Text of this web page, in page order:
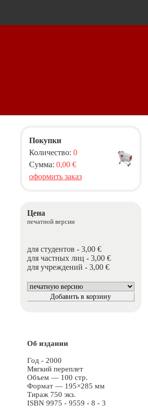
Покупки
Количество: 0
Сумма: 0,00 €
оформить заказ
Цена
печатной версии
для студентов - 3,00 €
для частных лиц - 3,00 €
для учреждений - 3,00 €
Об издании
Год - 2000
Мягкий переплет
Объем — 100 стр.
Формат — 195×285 мм
Тираж 750 экз.
ISBN 9975 - 9559 - 8 - 3